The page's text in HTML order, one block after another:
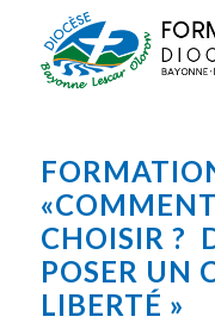
CHOISIR ?
POSER UN
LIBERTÉ »